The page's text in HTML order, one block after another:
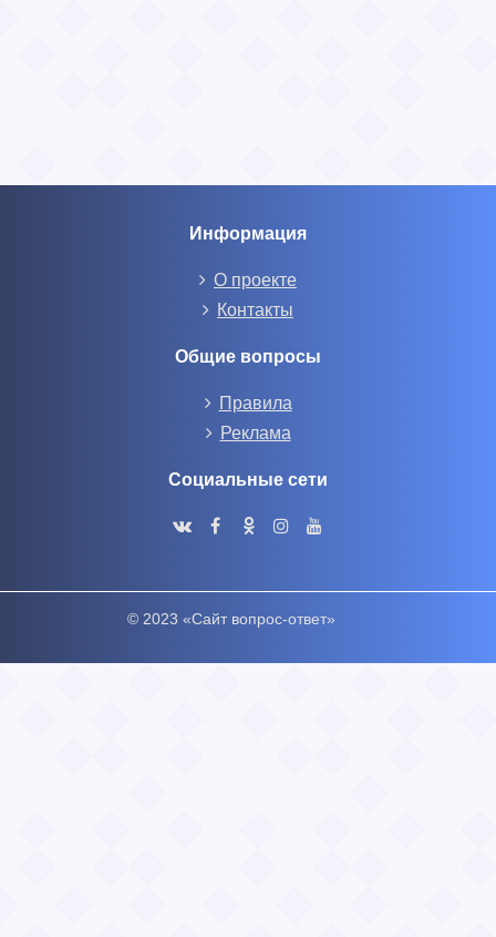
Информация
О проекте
Контакты
Общие вопросы
Правила
Реклама
Социальные сети
© 2023 «Сайт вопрос-ответ»